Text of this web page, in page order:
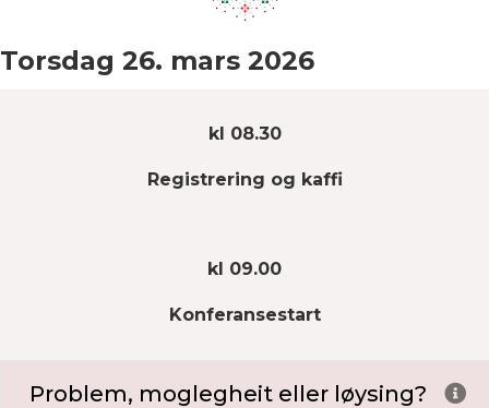
Torsdag 26. mars 2026
kl 08.30
Registrering og kaffi
kl 09.00
Konferansestart
Problem, moglegheit eller løysing?